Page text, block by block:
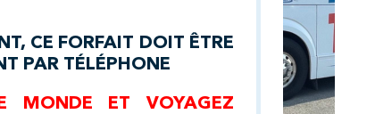
CE FORFAIT DOIT ÊTRE
PAR TÉLÉPHONE
MONDE ET VOYAGEZ